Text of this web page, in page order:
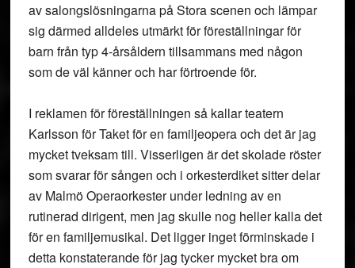
av salongslösningarna på Stora scenen och lämpar
sig därmed alldeles utmärkt för föreställningar för
barn från typ 4-årsåldern tillsammans med någon
som de väl känner och har förtroende för.
I reklamen för föreställningen så kallar teatern
Karlsson för Taket för en familjeopera och det är jag
mycket tveksam till. Visserligen är det skolade röster
som svarar för sången och i orkesterdiket sitter delar
av Malmö Operaorkester under ledning av en
rutinerad dirigent, men jag skulle nog heller kalla det
för en familjemusikal. Det ligger inget förminskade i
detta konstaterande för jag tycker mycket bra om